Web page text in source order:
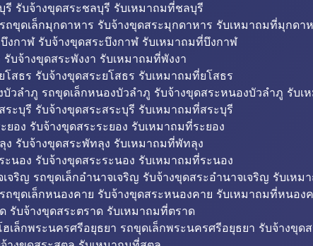
รี รับจ้างขุดสระชลบุรี รับเหมาถมที่ชลบุรี
ขุดเล็กมุกดาหาร รับจ้างขุดสระมุกดาหาร รับเหมาถมที่มุกดา
งกาฬ รับจ้างขุดสระบึงกาฬ รับเหมาถมที่บึงกาฬ
บจ้างขุดสระพังงา รับเหมาถมที่พังงา
สธร รับจ้างขุดสระยโสธร รับเหมาถมที่ยโสธร
วลำภู รถขุดเล็กหนองบัวลำภู รับจ้างขุดสระหนองบัวลำภู รับเ
ะบุรี รับจ้างขุดสระสระบุรี รับเหมาถมที่สระบุรี
ยอง รับจ้างขุดสระระยอง รับเหมาถมที่ระยอง
รับจ้างขุดสระพัทลุง รับเหมาถมที่พัทลุง
นอง รับจ้างขุดสระระนอง รับเหมาถมที่ระนอง
ริญ รถขุดเล็กอำนาจเจริญ รับจ้างขุดสระอำนาจเจริญ รับเหม
ขุดเล็กหนองคาย รับจ้างขุดสระหนองคาย รับเหมาถมที่หนอง
รับจ้างขุดสระตราด รับเหมาถมที่ตราด
ล็กพระนครศรีอยุธยา รถขุดเล็กพระนครศรีอยุธยา รับจ้างขุ